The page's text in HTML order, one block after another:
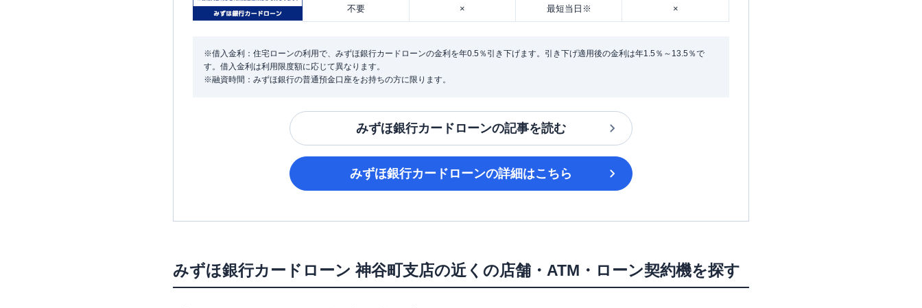
不要 × 最短当日※ ×
※借入金利：住宅ローンの利用で、みずほ銀行カードローンの金利を年0.5％引き下げます。引き下げ適用後の金利は年1.5％～13.5％で
す。借入金利は利用限度額に応じて異なります。
※融資時間：みずほ銀行の普通預金口座をお持ちの方に限ります。
みずほ銀行カードローンの記事を読む
みずほ銀行カードローンの詳細はこちら
みずほ銀行カードローン 神谷町支店の近くの店舗・ATM・ローン契約機を探す